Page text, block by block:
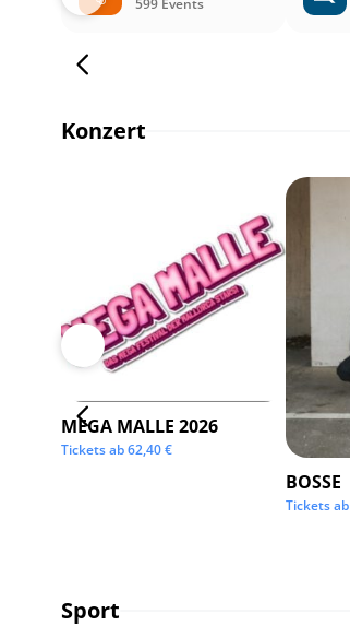
599 Events
Konzert
MEGA MALLE 2026
Tickets ab62,40€
BOSSE
Tickets ab
Sport